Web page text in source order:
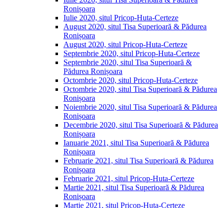
Ronișoara
Iulie 2020, situl Pricop-Huta-Certeze
August 2020, situl Tisa Superioară & Pădurea
Ronișoara
August 2020, situl Pricop-Huta-Certeze
Septembrie 2020, situl Pricop-Huta-Certeze
Septembrie 2020, situl Tisa Superioară &
Pădurea Ronișoara
Octombrie 2020, situl Pricop-Huta-Certeze
Octombrie 2020, situl Tisa Superioară & Pădurea
Ronișoara
Noiembrie 2020, situl Tisa Superioară & Pădurea
Ronișoara
Decembrie 2020, situl Tisa Superioară & Pădurea
Ronișoara
Ianuarie 2021, situl Tisa Superioară & Pădurea
Ronișoara
Februarie 2021, situl Tisa Superioară & Pădurea
Ronișoara
Februarie 2021, situl Pricop-Huta-Certeze
Martie 2021, situl Tisa Superioară & Pădurea
Ronișoara
Martie 2021, situl Pricop-Huta-Certeze